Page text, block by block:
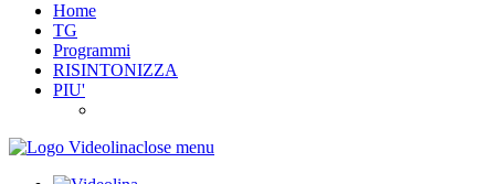
Home
TG
Programmi
RISINTONIZZA
PIU'
close menu